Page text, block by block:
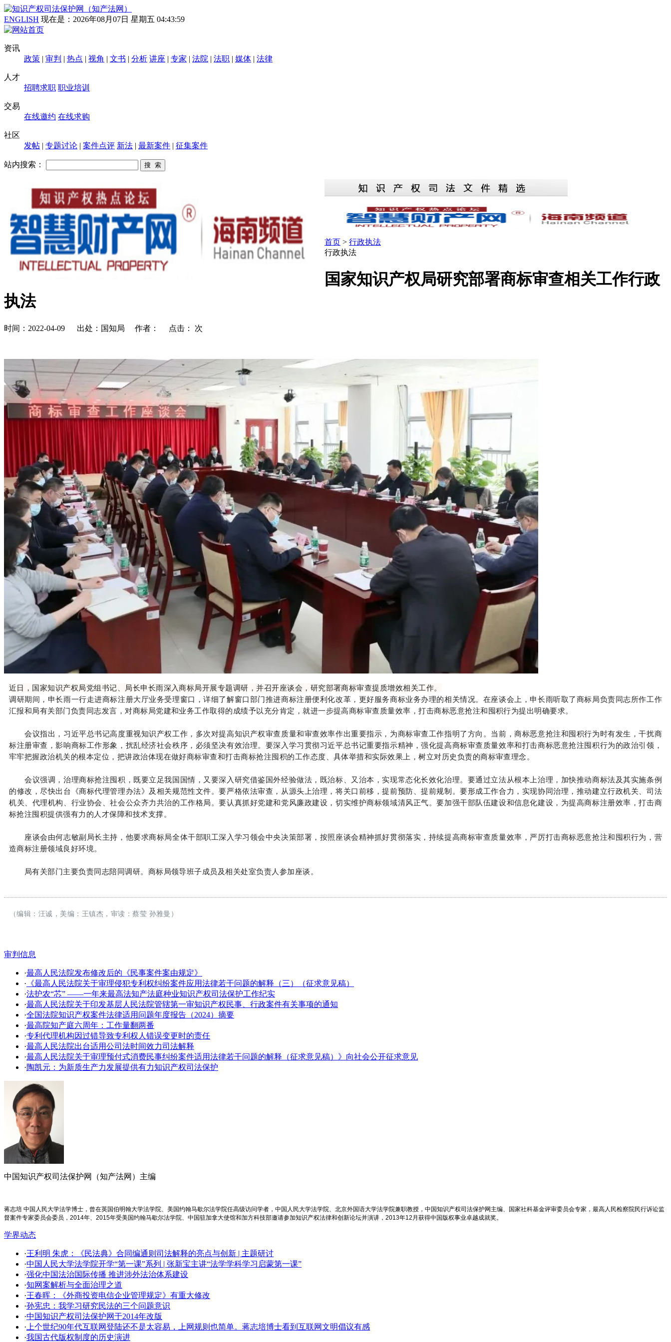
ENGLISH 现在是： 2026年08月07日 星期五 04:44:00
资讯
政策 | 审判 | 热点 | 视角 | 文书 | 分析 讲座 | 专家 | 法院 | 法职 | 媒体 | 法律
人才
招聘求职 职业培训
交易
在线邀约 在线求购
社区
发帖 | 专题讨论 | 案件点评 新法 | 最新案件 | 征集案件
站内搜索：
首页 > 行政执法
行政执法
国家知识产权局研究部署商标审查相关工作行政
执法
时间：2022-04-09 出处：国知局 作者： 点击： 次
近日，国家知识产权局党组书记、局长申长雨深入商标局开展专题调研，并召开座谈会，研究部署商标审查提质增效相关工作。
调研期间，申长雨一行走进商标注册大厅业务受理窗口，详细了解窗口部门推进商标注册便利化改革，更好服务商标业务办理的相关情况。在座谈会上，申长雨听取了商标局负责同志所作工作
汇报和局有关部门负责同志发言，对商标局党建和业务工作取得的成绩予以充分肯定，就进一步提高商标审查质量效率，打击商标恶意抢注和囤积行为提出明确要求。
会议指出，习近平总书记高度重视知识产权工作，多次对提高知识产权审查质量和审查效率作出重要指示，为商标审查工作指明了方向。当前，商标恶意抢注和囤积行为时有发生，干扰商
标注册审查，影响商标工作形象，扰乱经济社会秩序，必须坚决有效治理。要深入学习贯彻习近平总书记重要指示精神，强化提高商标审查质量效率和打击商标恶意抢注囤积行为的政治引领，
牢牢把握政治机关的根本定位，把讲政治体现在做好商标审查和打击商标抢注囤积的工作态度、具体举措和实际效果上，树立对历史负责的商标审查理念。
会议强调，治理商标抢注囤积，既要立足我国国情，又要深入研究借鉴国外经验做法，既治标、又治本，实现常态化长效化治理。要通过立法从根本上治理，加快推动商标法及其实施条例
的修改，尽快出台《商标代理管理办法》及相关规范性文件。要严格依法审查，从源头上治理，将关口前移，提前预防、提前规制。要形成工作合力，实现协同治理，推动建立行政机关、司法
机关、代理机构、行业协会、社会公众齐力共治的工作格局。要认真抓好党建和党风廉政建设，切实维护商标领域清风正气。要加强干部队伍建设和信息化建设，为提高商标注册效率，打击商
标抢注囤积提供强有力的人才保障和技术支撑。
座谈会由何志敏副局长主持，他要求商标局全体干部职工深入学习领会中央决策部署，按照座谈会精神抓好贯彻落实，持续提高商标审查质量效率，严厉打击商标恶意抢注和囤积行为，营
造商标注册领域良好环境。
局有关部门主要负责同志陪同调研。商标局领导班子成员及相关处室负责人参加座谈。
（编辑：汪诚，美编：王镇杰，审读：蔡莹 孙雅曼）
审判信息
·最高人民法院发布修改后的《民事案件案由规定》
· 《最高人民法院关于审理侵犯专利权纠纷案件应用法律若干问题的解释（三）（征求意见稿）
·法护农“芯” ——一年来最高法知产法庭种业知识产权司法保护工作纪实
·​最高人民法院关于印发基层人民法院管辖第一审知识产权民事、行政案件有关事项的通知
·全国法院知识产权案件法律适用问题年度报告（2024）摘要
·最高院知产庭六周年：工作量翻两番
·专利代理机构因过错导致专利权人错误变更时的责任
·最高人民法院出台适用公司法时间效力司法解释
·最高人民法院关于审理预付式消费民事纠纷案件适用法律若干问题的解释（征求意见稿）》向社会公开征求意见
·陶凯元：为新质生产力发展提供有力知识产权司法保护
中国知识产权司法保护网（知产法网）主编
蒋志培 中国人民大学法学博士，曾在英国伯明翰大学法学院、美国约翰马歇尔法学院任高级访问学者，中国人民大学法学院、北京外国语大学法学院兼职教授，中国知识产权司法保护网主编、国家社科基金评审委员会专家，最高人民检察院民行诉讼监
督案件专家委员会委员，2014年、2015年受美国约翰马歇尔法学院、中国驻加拿大使馆和加方科技部邀请参加知识产权法律和创新论坛并演讲，2013年12月获得中国版权事业卓越成就奖。
学界动态
·王利明 朱虎：《民法典》合同编通则司法解释的亮点与创新 | 主题研讨
·中国人民大学法学院开学​“第一课”系列 | 张新宝主讲“法学学科学习启蒙第一课”
·强化中国法治国际传播 推进涉外法治体系建设
·知网案解析与全面治理之道
·王春晖：《外商投资电信企业管理规定》有重大修改
·孙宪忠：我学习研究民法的三个问题意识
·中国知识产权司法保护网于2014年改版
· 上个世纪90年代互联网登陆还不是太容易，上网规则也简单。蒋志培博士看到互联网文明倡议有感
·我国古代版权制度的历史演进